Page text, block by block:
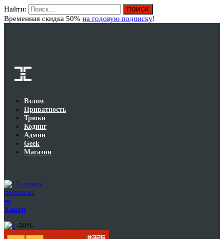
Найти:
Временная скидка 50% на годовую подписку!
Взлом
Приватность
Трюки
Кодинг
Админ
Geek
Магазин
Годовая
подписка
на
Хакер
-50%